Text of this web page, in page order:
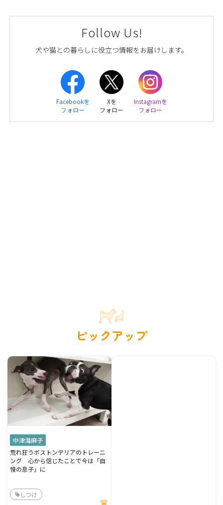
Follow Us!
犬や猫との暮らしに役立つ情報をお届けします。
Facebookを
フォロー
Xを
フォロー
Instagramを
フォロー
ピックアップ
中津海麻子
荒れ狂うボストンテリアのトレーニ
ング 心から信じたことで今は「自
慢の息子」に
しつけ